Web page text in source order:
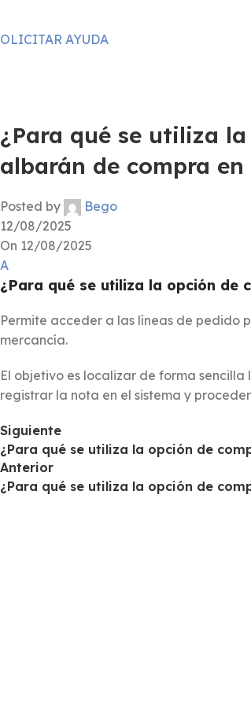
AYUDA
¿Para qué se utiliza
albarán de compra en
Posted by
Bego
12/08/2025
On 12/08/2025
A
¿Para qué se utiliza la opción de
Permite acceder a las líneas de pedido
mercancía.
El objetivo es localizar de forma
registrar la nota en el sistema y
Siguiente
¿Para qué se utiliza la opción de
Anterior
¿Para qué se utiliza la opción de